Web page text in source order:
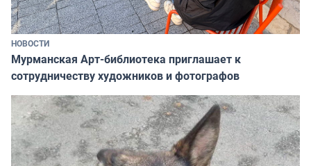
НОВОСТИ
Мурманская Арт-библиотека приглашает к
сотрудничеству художников и фотографов